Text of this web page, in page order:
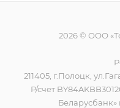
2026 © ООО
211405, г.Полоцк,
Р/счет